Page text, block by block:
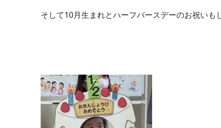
そして10月生まれとハーフバースデーのお祝いも